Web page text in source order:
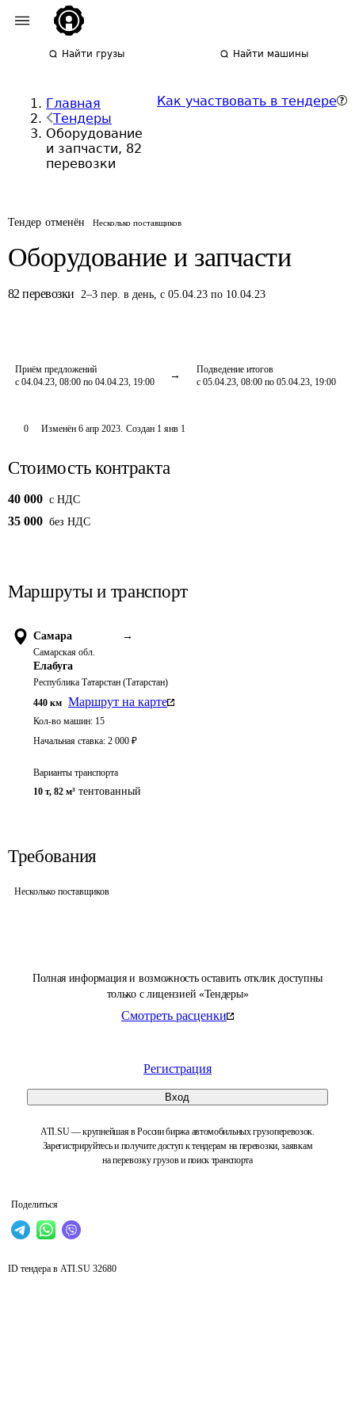
Найти грузы Найти машины
Главная
Тендеры
Оборудование
и запчасти, 82
перевозки
Как участвовать в тендере
Тендер отменён Несколько поставщиков
Оборудование и запчасти
82 перевозки 2–3 пер. в день, с 05.04.23 по 10.04.23
Приём предложений
с 04.04.23, 08:00 по 04.04.23, 19:00
Подведение итогов
с 05.04.23, 08:00 по 05.04.23, 19:00
Полная информация и возможность оставить отклик доступны
только с лицензией «Тендеры»
Смотреть расценки
Регистрация
Вход
ATI.SU — крупнейшая в России биржа автомобильных грузоперевозок.
Зарегистрируйтесь и получите доступ к тендерам на перевозки, заявкам
на перевозку грузов и поиск транспорта
Поделиться
0 Изменён 6 апр 2023. Создан 1 янв 1
Стоимость контракта
40 000 c НДС
35 000 без НДС
Маршруты и транспорт
Самара →
Самарская обл.
Елабуга
Республика Татарстан (Татарстан)
440 км Маршрут на карте
Кол-во машин: 15
Начальная ставка: 2 000 ₽
Варианты транспорта
10 т, 82 м³ тентованный
Требования
Несколько поставщиков
ID тендера в ATI.SU 32680